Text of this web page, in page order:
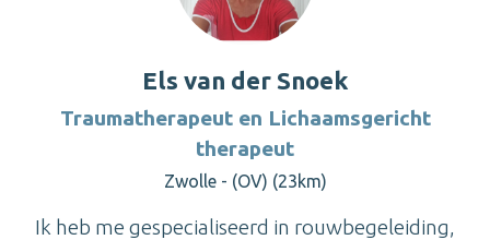
Els van der Snoek
Traumatherapeut en Lichaamsgericht
therapeut
Zwolle - (OV) (23km)
Ik heb me gespecialiseerd in rouwbegeleiding,